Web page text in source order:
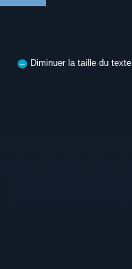
Diminuer la taille du texte